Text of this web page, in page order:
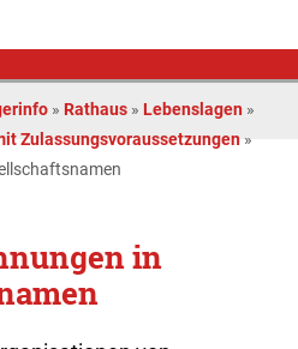
» Rathaus » Lebenslagen »
Zulassungsvoraussetzungen »
in